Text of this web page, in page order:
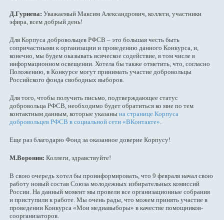
Д.Гуриева: Уважаемый Максим Александрович, коллеги, участники
эфира, всем добрый день!
Для Корпуса добровольцев РФСВ – это большая честь быть
сопричастными к организации и проведению данного Конкурса, и,
конечно, мы будем оказывать всяческое содействие, в том числе в
информационном освещении. Хотела бы также отметить, что, согласно
Положению, в Конкурсе могут принимать участие добровольцы
Российского фонда свободных выборов.
Для того, чтобы получить письмо, подтверждающее статус
добровольца РФСВ, необходимо будет обратиться ко мне по тем
контактным данным, которые указаны на странице Корпуса
добровольцев РФСВ в социальной сети «ВКонтакте».
Еще раз благодарю Фонд за оказанное доверие Корпусу!
М.Воронин: Коллеги, здравствуйте!
В свою очередь хотел бы проинформировать, что 9 февраля начал свою
работу новый состав Союза молодежных избирательных комиссий
России. На данный момент мы провели все организационные собрания
и приступили к работе. Мы очень рады, что можем принять участие в
проведении Конкурса «Мои медиавыборы» в качестве помощников-
соорганизаторов.